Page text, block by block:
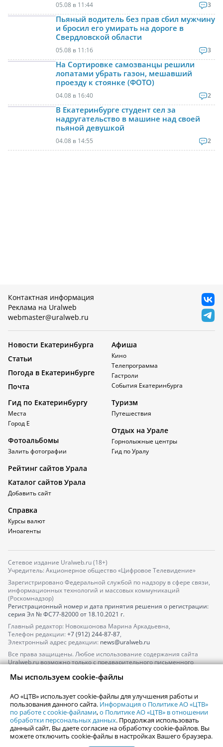
05.08 в 11:44 3
Пьяный водитель без прав сбил мужчину
и бросил его умирать на дороге в
Свердловской области
05.08 в 11:16 3
На Сортировке самозванцы решили
лопатами убрать газон, мешавший
проезду к стоянке (ФОТО)
04.08 в 16:40 2
В Екатеринбурге студент сел за
надругательство в машине над своей
пьяной девушкой
04.08 в 14:55 2
Контактная информация
Реклама на Uralweb
webmaster@uralweb.ru
Новости Екатеринбурга
Статьи
Погода в Екатеринбурге
Почта
Афиша
Кино
Телепрограмма
Гастроли
События Екатеринбурга
Гид по Екатеринбургу
Места
Город Е
Фотоальбомы
Залить фотографии
Туризм
Путешествия
Отдых на Урале
Горнолыжные центры
Гид по Уралу
Рейтинг сайтов Урала
Каталог сайтов Урала
Добавить сайт
Справка
Курсы валют
Иноагенты
Сетевое издание Uralweb.ru (18+)
Учредитель: Акционерное общество «Цифровое Телевидение»
Зарегистрировано Федеральной службой по надзору в сфере связи,
информационных технологий и массовых коммуникаций
(Роскомнадзор)
Регистрационный номер и дата принятия решения о регистрации:
серия Эл № ФС77-82000от 18.10.2021 г.
Главный редактор: Новокшонова Марина Аркадьевна,
Телефон редакции: +7 (912) 244-87-87,
Электронный адрес редакции: news@uralweb.ru
Все права защищены. Любое использование содержания сайта
Uralweb.ru возможно только с предварительного письменного
По вопросам размещения рекламы обращайтесь по тел.
По вопросам размещения информации в разделе «Афиша»
afisha@uralweb.ru
Пользовательское соглашение на использование сайта
Политика АО «ЦТВ» в отношении обработки персональных данных
Мы используем cookie-файлы
АО «ЦТВ» использует cookie-файлы для улучшения работы и
пользования данного сайта. Информация о Политике АО «ЦТВ»
по работе с cookie-файлами,о Политике АО «ЦТВ» в отношении
обработки персональных данных. Продолжая использовать
данный сайт, Вы даете согласие на обработку cookie-файлов. Вы
можете отключить cookie-файлы в настройках Вашего браузера.